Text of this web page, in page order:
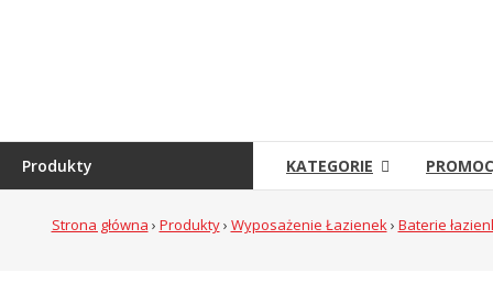
internetowy
Produkty KATEGORIE
Strona główna › Produkty› Wyposażenie Łazienek› Baterie